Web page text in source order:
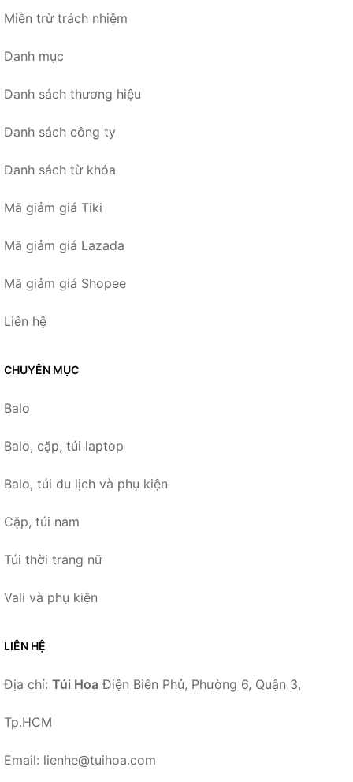
Miễn trừ trách nhiệm
Danh mục
Danh sách thương hiệu
Danh sách công ty
Danh sách từ khóa
Mã giảm giá Tiki
Mã giảm giá Lazada
Mã giảm giá Shopee
Liên hệ
CHUYÊN MỤC
Balo
Balo, cặp, túi laptop
Balo, túi du lịch và phụ kiện
Cặp, túi nam
Túi thời trang nữ
Vali và phụ kiện
LIÊN HỆ
Địa chỉ: Túi Hoa Điện Biên Phủ, Phường 6, Quận 3,
Tp.HCM
Email: lienhe@tuihoa.com